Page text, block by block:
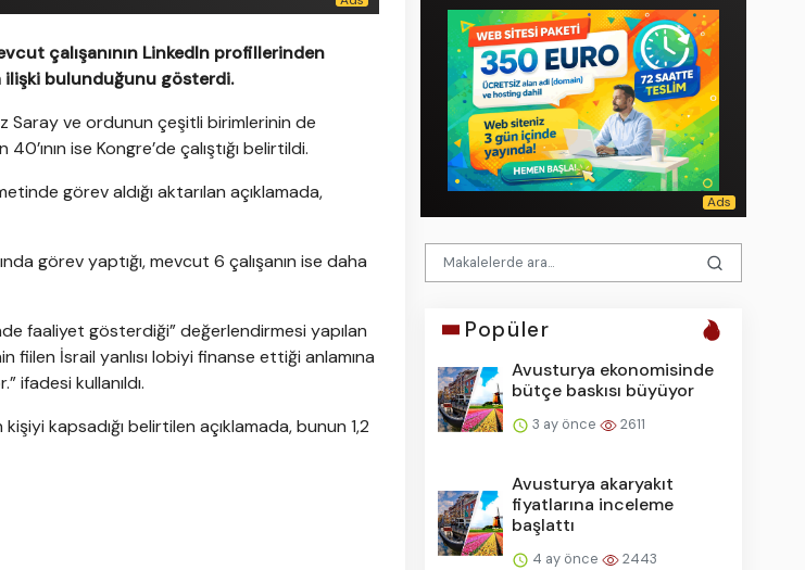
çalışanının LinkedIn profillerinden
ilişki bulunduğunu gösterdi.
Saray ve ordunun çeşitli birimlerinin de
ise Kongre’de çalıştığı belirtildi.
görev aldığı aktarılan açıklamada,
görev yaptığı, mevcut 6 çalışanın ise daha
faaliyet gösterdiği” değerlendirmesi yapılan
fiilen İsrail yanlısı lobiyi finanse ettiği anlamına
ifadesi kullanıldı.
kapsadığı belirtilen açıklamada, bunun 1,2
Popüler
Avusturya ekonomisinde
bütçe baskısı büyüyor
3 ay önce 2611
Avusturya akaryakıt
fiyatlarına inceleme
başlattı
4 ay önce 2443